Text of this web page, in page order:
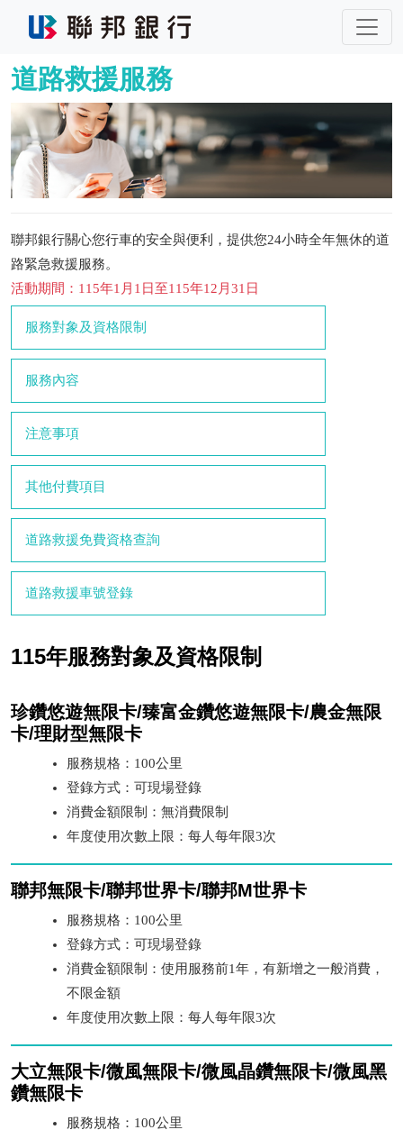
道路救援服務
聯邦銀行關心您行車的安全與便利，提供您24小時全年無休的道
路緊急救援服務。
活動期間：115年1月1日至115年12月31日
服務對象及資格限制
服務內容
注意事項
其他付費項目
道路救援免費資格查詢
道路救援車號登錄
115年服務對象及資格限制
珍鑽悠遊無限卡/臻富金鑽悠遊無限卡/農金無限
卡/理財型無限卡
服務規格：100公里
登錄方式：可現場登錄
消費金額限制：無消費限制
年度使用次數上限：每人每年限3次
聯邦無限卡/聯邦世界卡/聯邦M世界卡
服務規格：100公里
登錄方式：可現場登錄
消費金額限制：使用服務前1年，有新增之一般消費，
不限金額
年度使用次數上限：每人每年限3次
大立無限卡/微風無限卡/微風晶鑽無限卡/微風黑
鑽無限卡
服務規格：100公里